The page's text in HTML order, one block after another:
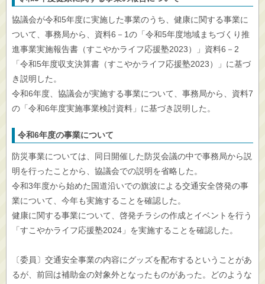
協議会が令和5年度に実施した事業のうち、健康に関する事業に
ついて、事務局から、資料6－1の「令和5年度地域まちづくり推
進事業実施報告書（すこやかライフ応援塾2023）」資料6－2
「令和5年度収支決算書（すこやかライフ応援塾2023）」に基づ
き説明した。
令和6年度、協議会が実施する事業について、事務局から、資料7
の「令和6年度実施事業検討資料」に基づき説明した。
令和6年度の事業について
防災事業については、同日開催した防災会議の中で事務局から説
明を行ったことから、協議会での説明を省略した。
令和3年度から始めた国道沿いでの旗波による交通安全啓発の事
業について、今年も実施することを確認した。
健康に関する事業について、啓発チラシの作成とイベントを行う
「すこやかライフ応援塾2024」を実施することを確認した。
〔委員〕交通安全事業の内容にグッズを配布するということがあ
るが、前回は補助金の対象外となったものがあった。どのような